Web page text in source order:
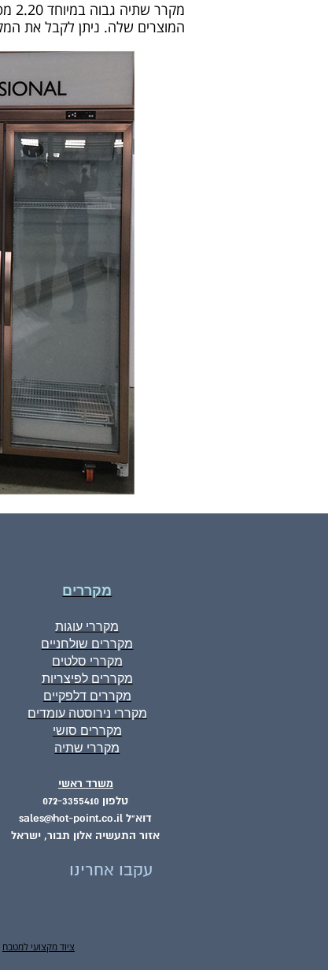
המוצרים שלה. ניתן לקבל את המקרר עם 2 או
משרד ראשי
טלפון 072-3355410
דוא"ל sales@hot-point.co.il
אזור התעשיה אלון תבור, ישראל
עקבו אחרינו
ציוד מקצועי למטבח
מקררים
מקררי עוגות
מקררים שולחניים
מקררי סלטים
מקררים לפיצריות
מקררים דלפקיים
מקררי נירוסטה עומדים
מקררים סושי
מקררי שתיה